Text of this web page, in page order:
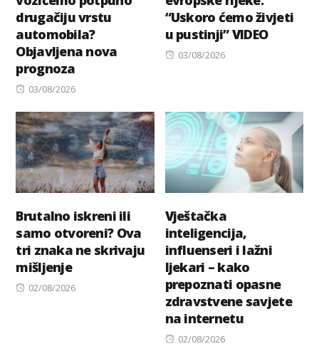
drugačiju vrstu
automobila?
Objavljena nova
prognoza
Posted
03/08/2026
“Uskoro ćemo živjeti
u pustinji” VIDEO
Posted
03/08/2026
Brutalno iskreni ili
samo otvoreni? Ova
tri znaka ne skrivaju
mišljenje
Posted
02/08/2026
Vještačka
inteligencija,
influenseri i lažni
ljekari – kako
prepoznati opasne
zdravstvene savjete
na internetu
Posted
02/08/2026